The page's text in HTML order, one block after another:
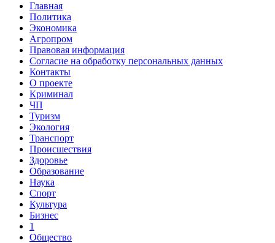
Главная
Политика
Экономика
Агропром
Правовая информация
Согласие на обработку персональных данных
Контакты
О проекте
Криминал
ЧП
Туризм
Экология
Транспорт
Происшествия
Здоровье
Образование
Наука
Спорт
Культура
Бизнес
1
Общество